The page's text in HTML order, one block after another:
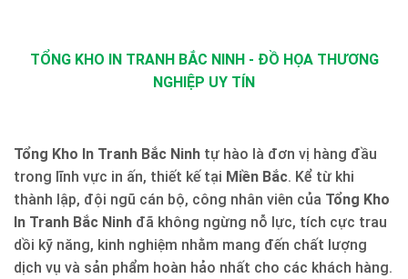
TỔNG KHO IN TRANH BẮC NINH - ĐỒ HỌA THƯƠNG
NGHIỆP UY TÍN
Tổng Kho In Tranh Bắc Ninh tự hào là đơn vị hàng đầu
trong lĩnh vực in ấn, thiết kế tại Miền Bắc. Kể từ khi
thành lập, đội ngũ cán bộ, công nhân viên của Tổng Kho
In Tranh Bắc Ninh đã không ngừng nỗ lực, tích cực trau
dồi kỹ năng, kinh nghiệm nhằm mang đến chất lượng
dịch vụ và sản phẩm hoàn hảo nhất cho các khách hàng.